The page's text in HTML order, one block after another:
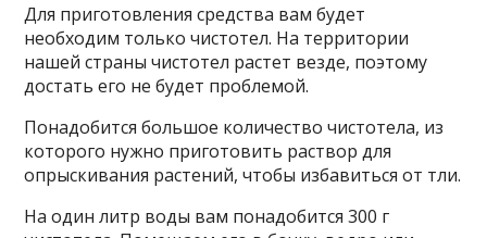
Для приготовления средства вам будет
необходим только чистотел. На территории
нашей страны чистотел растет везде, поэтому
достать его не будет проблемой.
Понадобится большое количество чистотела, из
которого нужно приготовить раствор для
опрыскивания растений, чтобы избавиться от тли.
На один литр воды вам понадобится 300 г